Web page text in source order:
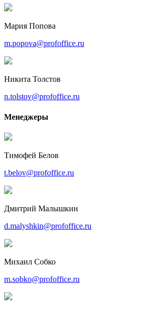
Мария Попова
m.popova@profoffice.ru
Никита Толстов
n.tolstov@profoffice.ru
Менеджеры
Тимофей Белов
t.belov@profoffice.ru
Дмитрий Малышкин
d.malyshkin@profoffice.ru
Михаил Собко
m.sobko@profoffice.ru